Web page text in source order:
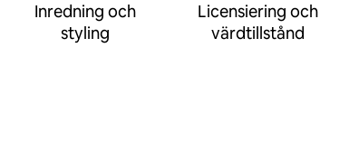
Inredning och
styling
Licensiering och
värdtillstånd